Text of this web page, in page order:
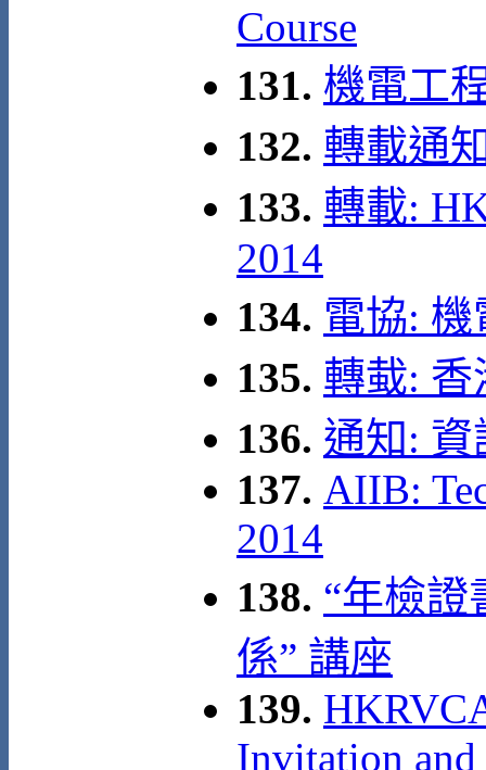
Course
131. 機電工
132. 轉載通
133. 轉載:
2014
134. 電協:
135. 轉蛓:
136. 通知: 資
137. AIIB:
2014
138. “年檢證
係” 講座
139.
Invitation and